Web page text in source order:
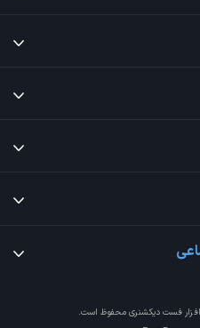
فست دیکشنری محفوظ است.